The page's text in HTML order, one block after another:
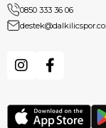
0850 333 36 06